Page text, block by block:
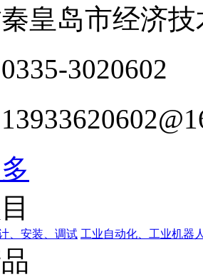
皇岛市经济
3020602
、安装、调试 工业自动化、工业机器